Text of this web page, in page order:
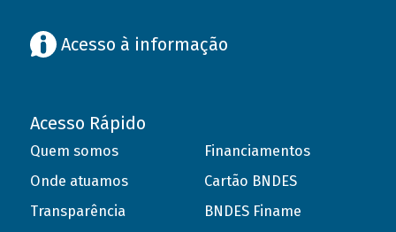
Acesso à informação
Acesso Rápido
Quem somos
Onde atuamos
Transparência
Financiamentos
Cartão BNDES
BNDES Finame